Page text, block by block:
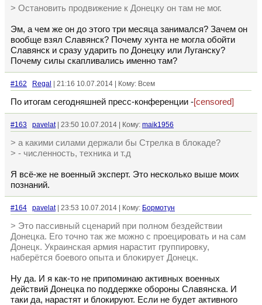
> Остановить продвижение к Донецку он там не мог.
Эм, а чем же он до этого три месяца занимался? Зачем он
вообще взял Славянск? Почему хунта не могла обойти
Славянск и сразу ударить по Донецку или Луганску?
Почему силы скапливались именно там?
#162 Regal | 21:16 10.07.2014 | Кому: Всем
По итогам сегодняшней пресс-конференции -[censored]
#163 pavelat| 23:50 10.07.2014 | Кому: maik1956
> а какими силами держали бы Стрелка в блокаде?
> - численность, техника и т.д
Я всё-же не военный эксперт. Это несколько выше моих
познаний.
#164 pavelat| 23:53 10.07.2014 | Кому: Бормотун
> Это пассивный сценарий при полном бездействии
Донецка. Его точно так же можно с проецировать и на сам
Донецк. Украинская армия нарастит группировку,
наберётся боевого опыта и блокирует Донецк.
Ну да. И я как-то не припоминаю активных военных
действий Донецка по поддержке обороны Славянска. И
таки да, нарастят и блокируют. Если не будет активного